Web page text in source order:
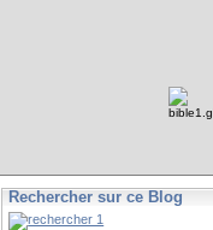
Rechercher sur ce Blog